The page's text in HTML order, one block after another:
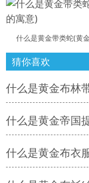
什么是黄金带类蛇(黄
猜你喜欢
什么是黄金布林
什么是黄金帝国
什么是黄金布衣